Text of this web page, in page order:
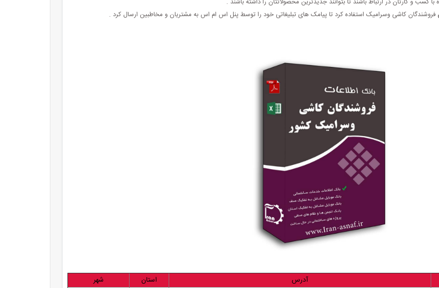
فروشندگان کاشی وسرامیک استفاده کرد تا پیامک های تبلیغاتی خود را توسط پنل اس ام اس به مشتریان و مخاطبین ارسال کرد .
آدرس استان
شهر